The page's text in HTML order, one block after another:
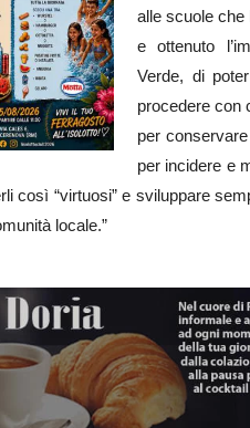
alle scuole
e ottenuto
Verde, di
procedere con
per
per incidere e
così “virtuosi” e sviluppare
locale.”